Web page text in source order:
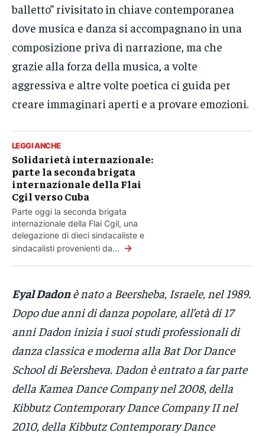
balletto” rivisitato in chiave contemporanea
dove musica e danza si accompagnano in una
composizione priva di narrazione, ma che
grazie alla forza della musica, a volte
aggressiva e altre volte poetica ci guida per
creare immaginari aperti e a provare emozioni.
LEGGI ANCHE
Solidarietà internazionale:
parte la seconda brigata
internazionale della Flai
Cgil verso Cuba
Parte oggi la seconda brigata
internazionale della Flai Cgil, una
delegazione di dieci sindacaliste e
sindacalisti provenienti da... →
Eyal Dadonè nato a Beersheba, Israele, nel 1989.
Dopo due anni di danza popolare, all’età di 17
anni Dadon inizia i suoi studi professionali di
danza classica e moderna alla Bat Dor Dance
School di Be’ersheva. Dadon è entrato a far parte
della Kamea Dance Company nel 2008, della
Kibbutz Contemporary Dance Company II nel
2010, della Kibbutz Contemporary Dance